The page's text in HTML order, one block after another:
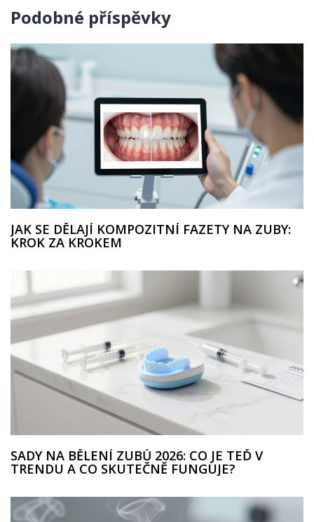
Podobné příspěvky
JAK SE DĚLAJÍ KOMPOZITNÍ FAZETY NA ZUBY:
KROK ZA KROKEM
SADY NA BĚLENÍ ZUBŮ 2026: CO JE TEĎ V
TRENDU A CO SKUTEČNĚ FUNGUJE?